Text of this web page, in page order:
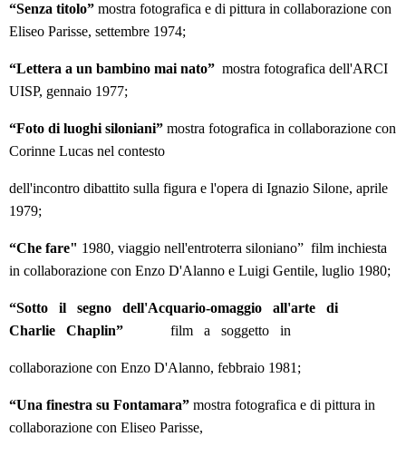
“Senza titolo” mostra fotografica e di pittura in collaborazione con
Eliseo Parisse, settembre 1974;
“Lettera a un bambino mai nato” mostra fotografica dell'ARCI
UISP, gennaio 1977;
“Foto di luoghi siloniani” mostra fotografica in collaborazione con
Corinne Lucas nel contesto
dell'incontro dibattito sulla figura e l'opera di Ignazio Silone, aprile
1979;
“Che fare" 1980, viaggio nell'entroterra siloniano” film inchiesta
in collaborazione con Enzo D'Alanno e Luigi Gentile, luglio 1980;
“Sotto il segno dell'Acquario-omaggio all'arte di
Charlie Chaplin” film a soggetto in
collaborazione con Enzo D'Alanno, febbraio 1981;
“Una finestra su Fontamara” mostra fotografica e di pittura in
collaborazione con Eliseo Parisse,